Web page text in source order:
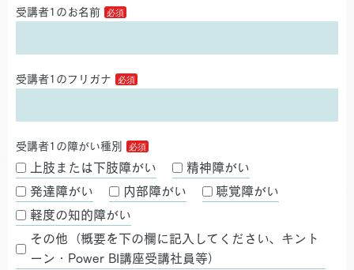
受講者1のお名前
受講者1のフリガナ
受講者1の障がい種別
上肢または下肢障がい
精神障がい
発達障がい
内部障がい
聴覚障がい
軽度の知的障がい
その他（概要を下の欄に記入してください、キント
ーン・Power BI講座受講社員等）